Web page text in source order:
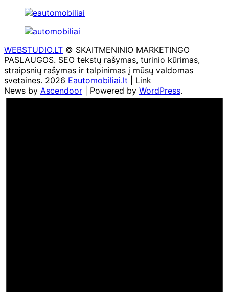
WEBSTUDIO.LT © SKAITMENINIO MARKETINGO
PASLAUGOS. SEO tekstų rašymas, turinio kūrimas,
straipsnių rašymas ir talpinimas į mūsų valdomas
svetaines. 2026 Eautomobiliai.lt | Link
News by Ascendoor | Powered by WordPress.